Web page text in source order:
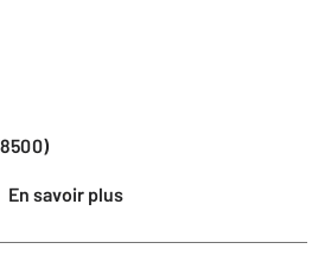
En savoir plus